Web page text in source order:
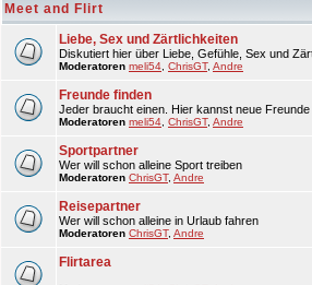
Meet and Flirt
Liebe, Sex und Zärtlichkeiten
Diskutiert hier über Liebe, Gefühle, Sex und
Moderatoren meli54 ChrisGT, Andre
Freunde finden
Jeder braucht einen. Hier kannst neue Freunde
Moderatoren meli54 ChrisGT, Andre
Sportpartner
Wer will schon alleine Sport treiben
Moderatoren ChrisGT, Andre
Reisepartner
Wer will schon alleine in Urlaub fahren
Moderatoren ChrisGT, Andre
Flirtarea